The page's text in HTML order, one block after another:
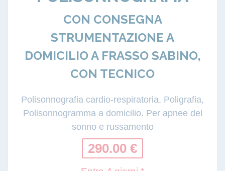
CON CONSEGNA
STRUMENTAZIONE A
DOMICILIO A FRASSO SABINO,
CON TECNICO
Polisonnografia cardio-respiratoria, Poligrafia,
Polisonnogramma a domicilio. Per apnee del
sonno e russamento
290.00 €